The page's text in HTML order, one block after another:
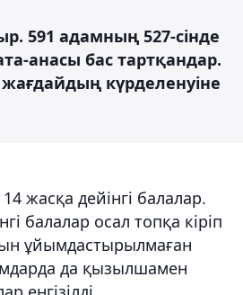
591 адамның 527-сінде
анасы бас тартқандар.
күрделенуіне
жасқа дейінгі балалар.
балалар осал топқа кіріп
ұйымдастырылмаған
да қызылшамен